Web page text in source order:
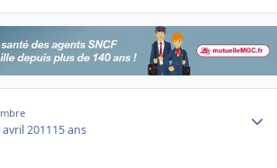
avril 201115 ans